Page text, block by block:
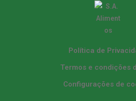
Política de
Termos e condições
Configurações de